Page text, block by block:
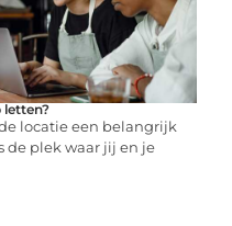
letten?
locatie een belangrijk
de plek waar jij en je